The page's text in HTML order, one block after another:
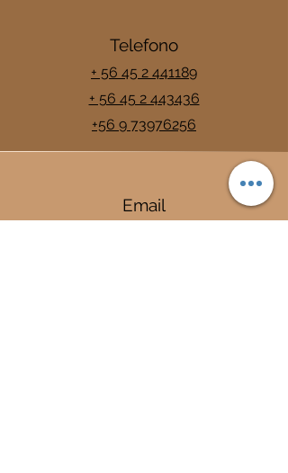
Telefono
+ 56 45 2 441189
+ 56 45 2 443436
+56 9 73976256
Email